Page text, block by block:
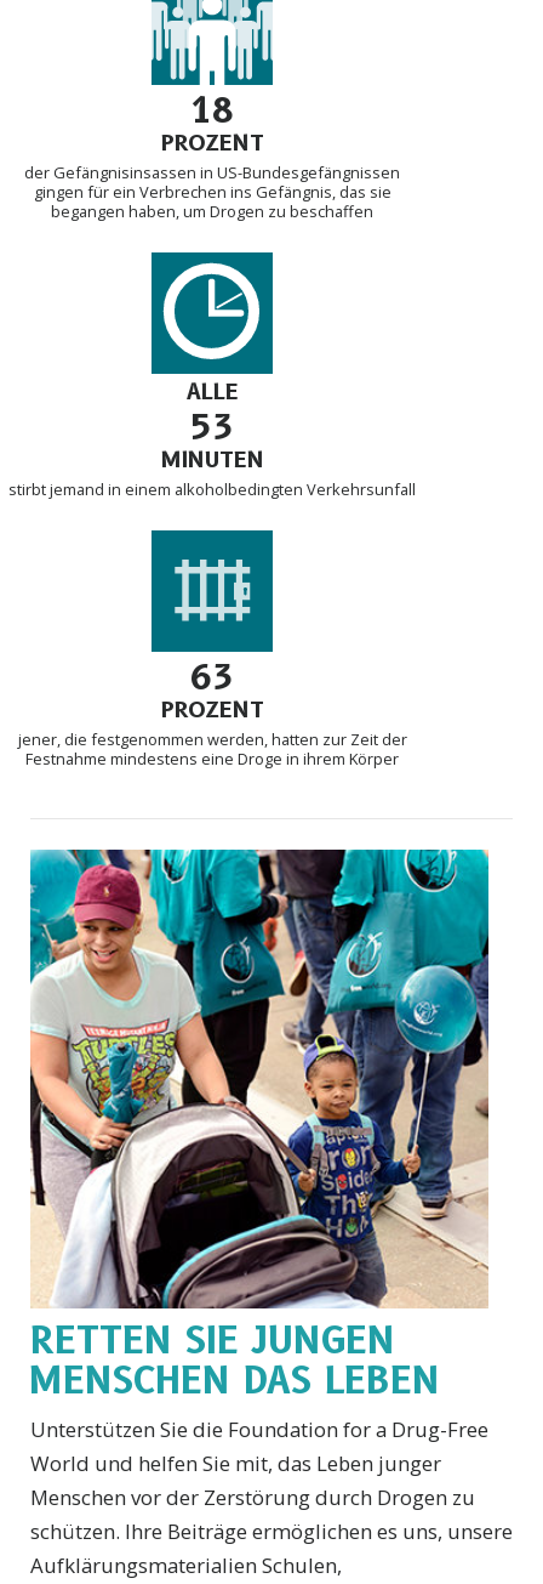
18
PROZENT
der Gefängnisinsassen in US-Bundesgefängnissen
gingen für ein Verbrechen ins Gefängnis, das sie
begangen haben, um Drogen zu beschaffen
ALLE
53
MINUTEN
stirbt jemand in einem alkoholbedingten Verkehrsunfall
63
PROZENT
jener, die festgenommen werden, hatten zur Zeit der
Festnahme mindestens eine Droge in ihrem Körper
RETTEN SIE JUNGEN
MENSCHEN DAS LEBEN
Unterstützen Sie die Foundation for a Drug-Free
World und helfen Sie mit, das Leben junger
Menschen vor der Zerstörung durch Drogen zu
schützen. Ihre Beiträge ermöglichen es uns, unsere
Aufklärungsmaterialien Schulen,